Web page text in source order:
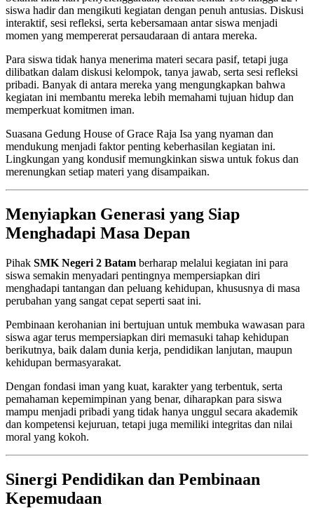
siswa hadir dan mengikuti kegiatan dengan penuh antusias. Diskusi
interaktif, sesi refleksi, serta kebersamaan antar siswa menjadi
momen yang mempererat persaudaraan di antara mereka.
Para siswa tidak hanya menerima materi secara pasif, tetapi juga
dilibatkan dalam diskusi kelompok, tanya jawab, serta sesi refleksi
pribadi. Banyak di antara mereka yang mengungkapkan bahwa
kegiatan ini membantu mereka lebih memahami tujuan hidup dan
memperkuat komitmen iman.
Suasana Gedung House of Grace Raja Isa yang nyaman dan
mendukung menjadi faktor penting keberhasilan kegiatan ini.
Lingkungan yang kondusif memungkinkan siswa untuk fokus dan
merenungkan setiap materi yang disampaikan.
Menyiapkan Generasi yang Siap
Menghadapi Masa Depan
Pihak SMK Negeri 2 Batam berharap melalui kegiatan ini para
siswa semakin menyadari pentingnya mempersiapkan diri
menghadapi tantangan dan peluang kehidupan, khususnya di masa
perubahan yang sangat cepat seperti saat ini.
Pembinaan kerohanian ini bertujuan untuk membuka wawasan para
siswa agar terus mempersiapkan diri memasuki tahap kehidupan
berikutnya, baik dalam dunia kerja, pendidikan lanjutan, maupun
kehidupan bermasyarakat.
Dengan fondasi iman yang kuat, karakter yang terbentuk, serta
pemahaman kepemimpinan yang benar, diharapkan para siswa
mampu menjadi pribadi yang tidak hanya unggul secara akademik
dan kompetensi kejuruan, tetapi juga memiliki integritas dan nilai
moral yang kokoh.
Sinergi Pendidikan dan Pembinaan
Kepemudaan